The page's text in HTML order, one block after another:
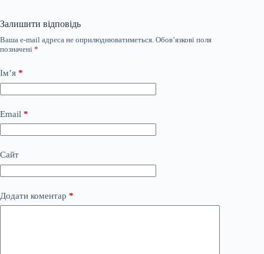
Залишити відповідь
Ваша e-mail адреса не оприлюднюватиметься. Обов’язкові поля
позначені *
Ім’я *
Email *
Сайт
Додати коментар *